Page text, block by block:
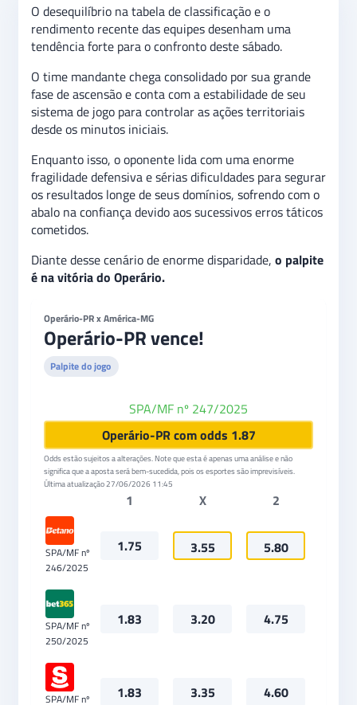
O desequilíbrio na tabela de classificação e o
rendimento recente das equipes desenham uma
tendência forte para o confronto deste sábado.
O time mandante chega consolidado por sua grande
fase de ascensão e conta com a estabilidade de seu
sistema de jogo para controlar as ações territoriais
desde os minutos iniciais.
Enquanto isso, o oponente lida com uma enorme
fragilidade defensiva e sérias dificuldades para segurar
os resultados longe de seus domínios, sofrendo com o
abalo na confiança devido aos sucessivos erros táticos
cometidos.
Diante desse cenário de enorme disparidade, o palpite
é na vitória do Operário.
Operário-PR x América-MG
Operário-PR vence!
Palpite do jogo
SPA/MF nº 247/2025
Operário-PR com odds 1.87
Odds estão sujeitos a alterações. Note que esta é apenas uma análise e não
significa que a aposta será bem-sucedida, pois os esportes são imprevisíveis.
Última atualização27/06/2026 11:45
1 X 2
SPA/MF nº
246/2025
1.75 3.55 5.80
SPA/MF nº
250/2025
1.83 3.20 4.75
SPA/MF nº 1.83 3.35 4.60